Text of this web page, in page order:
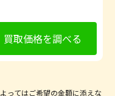
買取価格を調べる
ってはご希望の金額に添えな